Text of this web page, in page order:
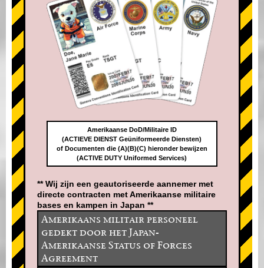
Amerikaanse DoD/Militaire ID
(ACTIEVE DIENST Geüniformeerde Diensten)
of Documenten die (A)(B)(C) hieronder bewijzen
(ACTIVE DUTY Uniformed Services)
** Wij zijn een geautoriseerde aannemer met
directe contracten met Amerikaanse militaire
bases en kampen in Japan **
Amerikaans militair personeel
gedekt door het Japan-
Amerikaanse Status of Forces
Agreement